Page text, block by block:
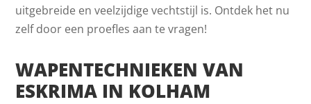
uitgebreide en veelzijdige vechtstijl is. Ontdek het nu
zelf door een proefles aan te vragen!
WAPENTECHNIEKEN VAN
ESKRIMA IN KOLHAM